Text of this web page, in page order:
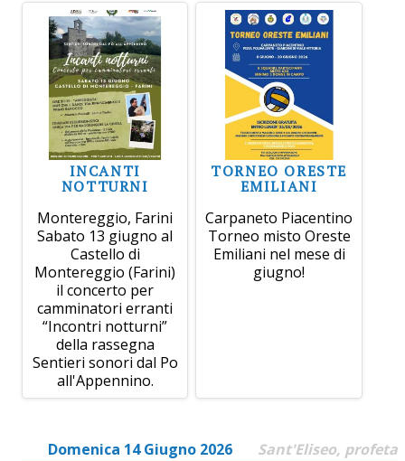
INCANTI
NOTTURNI
Montereggio, Farini
Sabato 13 giugno al
Castello di
Montereggio (Farini)
il concerto per
camminatori erranti
“Incontri notturni”
della rassegna
Sentieri sonori dal Po
all'Appennino.
TORNEO ORESTE
EMILIANI
Carpaneto Piacentino
Torneo misto Oreste
Emiliani nel mese di
giugno!
Domenica 14 Giugno 2026 Sant'Eliseo, profeta